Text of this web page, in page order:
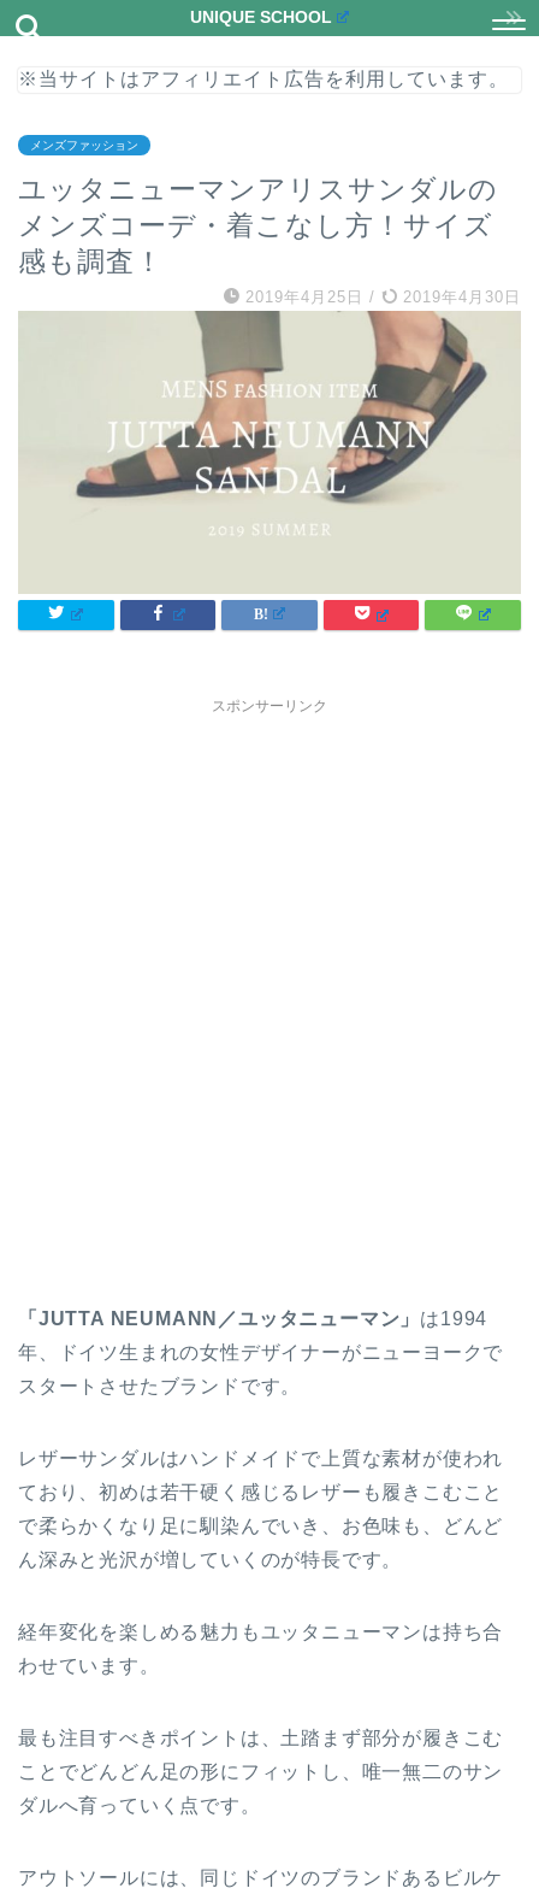
UNIQUE SCHOOL
※当サイトはアフィリエイト広告を利用しています。
メンズファッション
ユッタニューマンアリスサンダルの
メンズコーデ・着こなし方！サイズ
感も調査！
2019年4月25日 / 2019年4月30日
スポンサーリンク
「JUTTA NEUMANN／ユッタニューマン」 は1994
年、ドイツ生まれの女性デザイナーがニューヨークで
スタートさせたブランドです。
レザーサンダルはハンドメイドで上質な素材が使われ
ており、初めは若干硬く感じるレザーも履きこむこと
で柔らかくなり足に馴染んでいき、お色味も、どんど
ん深みと光沢が増していくのが特長です。
経年変化を楽しめる魅力もユッタニューマンは持ち合
わせています。
最も注目すべきポイントは、土踏まず部分が履きこむ
ことでどんどん足の形にフィットし、唯一無二のサン
ダルへ育っていく点です。
アウトソールには、同じドイツのブランドあるビルケ